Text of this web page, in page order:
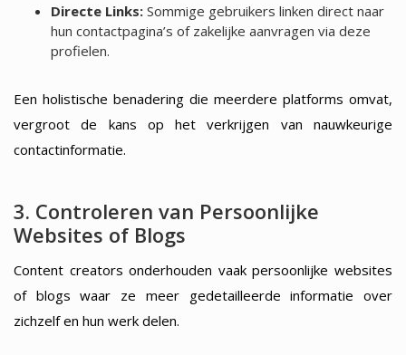
Directe Links:Sommige gebruikers linken direct naar
hun contactpagina’s of zakelijke aanvragen via deze
profielen.
Een holistische benadering die meerdere platforms omvat,
vergroot de kans op het verkrijgen van nauwkeurige
contactinformatie.
3. Controleren van Persoonlijke
Websites of Blogs
Content creators onderhouden vaak persoonlijke websites
of blogs waar ze meer gedetailleerde informatie over
zichzelf en hun werk delen.